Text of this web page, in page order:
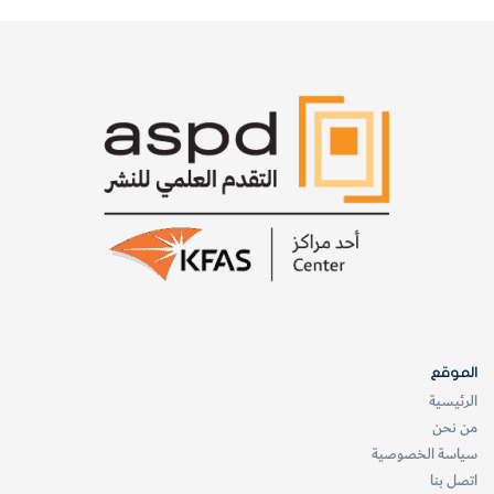
إن تقدير كمية النفط التي يمكن أن ينتجها حقل ما هي أمر
محيّر في الغالب. وبالنسبة إلى حقل كيرن ريڤر, فإن الإنتاج
الكلي (المبين باللون الأصفر) مستمر وقد تجاوز مجددا جميع
التقديرات المتعلقة بالنفط القابل للاستخراج (المبين باللون
الموقع
الرئيسية
من نحن
سياسة الخصوصية
اتصل بنا